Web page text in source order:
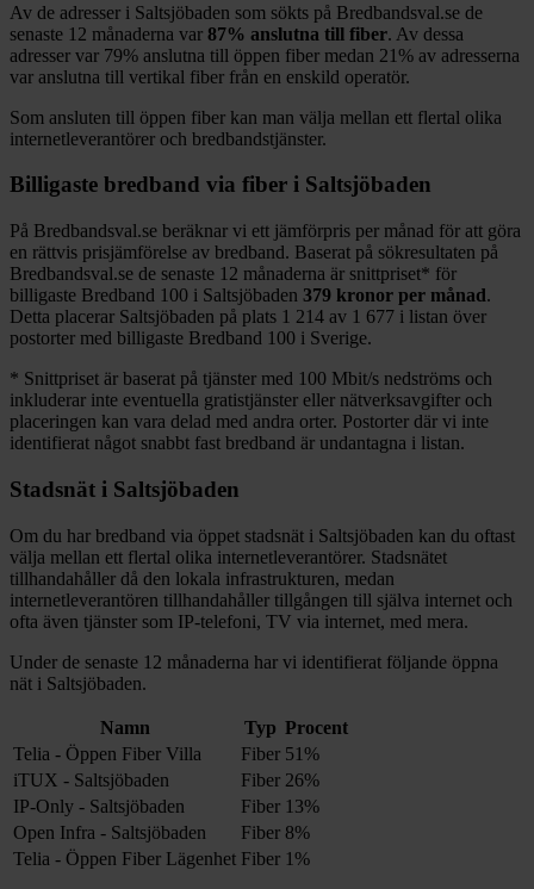
Av de adresser i Saltsjöbaden som sökts på Bredbandsval.se de
senaste 12 månaderna var 87% anslutna till fiber. Av dessa
adresser var 79% anslutna till öppen fiber medan 21% av adresserna
var anslutna till vertikal fiber från en enskild operatör.
Som ansluten till öppen fiber kan man välja mellan ett flertal olika
internetleverantörer och bredbandstjänster.
Billigaste bredband via fiber i Saltsjöbaden
På Bredbandsval.se beräknar vi ett jämförpris per månad för att göra
en rättvis prisjämförelse av bredband. Baserat på sökresultaten på
Bredbandsval.se de senaste 12 månaderna är snittpriset* för
billigaste Bredband 100 i Saltsjöbaden 379 kronor per månad.
Detta placerar Saltsjöbaden på plats 1 214 av 1 677 i listan över
postorter med billigaste Bredband 100 i Sverige.
* Snittpriset är baserat på tjänster med 100 Mbit/s nedströms och
inkluderar inte eventuella gratistjänster eller nätverksavgifter och
placeringen kan vara delad med andra orter. Postorter där vi inte
identifierat något snabbt fast bredband är undantagna i listan.
Stadsnät i Saltsjöbaden
Om du har bredband via öppet stadsnät i Saltsjöbaden kan du oftast
välja mellan ett flertal olika internetleverantörer. Stadsnätet
tillhandahåller då den lokala infrastrukturen, medan
internetleverantören tillhandahåller tillgången till själva internet och
ofta även tjänster som IP-telefoni, TV via internet, med mera.
Under de senaste 12 månaderna har vi identifierat följande öppna
nät i Saltsjöbaden.
Namn Typ Procent
Telia - Öppen Fiber Villa
Fiber 51%
iTUX - Saltsjöbaden
Fiber 26%
IP-Only - Saltsjöbaden
Fiber 13%
Open Infra - Saltsjöbaden
Fiber 8%
Telia - Öppen Fiber Lägenhet Fiber 1%